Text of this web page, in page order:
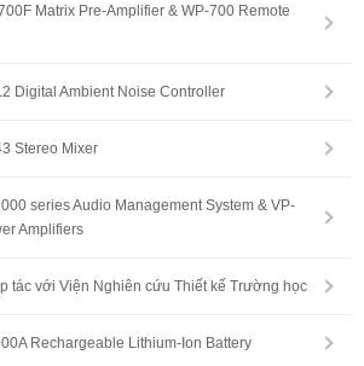
Matrix Pre-Amplifier & WP-700 Remote
Digital Ambient Noise Controller
Stereo Mixer
series Audio Management System & VP-
Amplifiers
tác với Viện Nghiên cứu Thiết kế Trường học
Rechargeable Lithium-Ion Battery